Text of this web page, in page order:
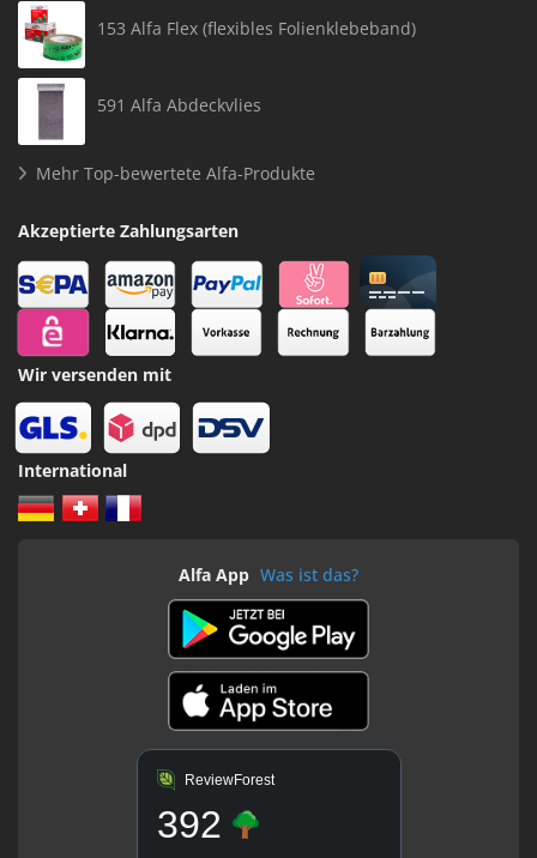
153 Alfa Flex (flexibles Folienklebeband)
591 Alfa Abdeckvlies
Mehr Top-bewertete Alfa-Produkte
Akzeptierte Zahlungsarten
Wir versenden mit
International
Alfa App Was ist das?
ReviewForest
392